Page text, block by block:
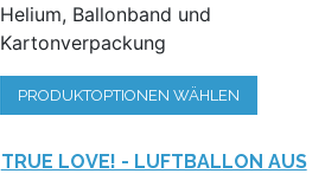
Helium, Ballonband und
Kartonverpackung
PRODUKTOPTIONEN WÄHLEN
TRUE LOVE! - LUFTBALLON AUS